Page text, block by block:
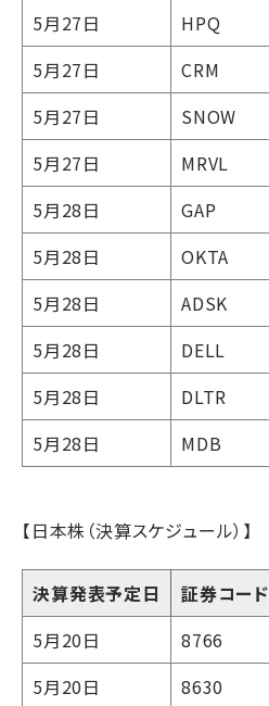
5月27日
HPQ
5月27日
CRM
5月27日
SNOW
5月27日
MRVL
5月28日
GAP
5月28日
OKTA
5月28日
ADSK
5月28日
DELL
5月28日
DLTR
5月28日
MDB
【日本株（決算スケジュール）】
決算発表予定日 証券コード
5月20日
8766
5月20日
8630